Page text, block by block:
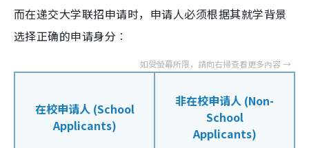
而在递交大学联招申请时，申请人必须根据其就学背景
选择正确的申请身分︰
在校申请人 (School
Applicants)
非在校申请人 (Non-
School
Applicants)